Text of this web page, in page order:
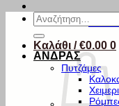
Καλάθι /€0.00 0
Αναζήτηση
για:
ΑΝΔΡΑΣ
Πυτζάμες